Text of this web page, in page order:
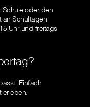
Schule oder den
an Schultagen
Uhr und freitags
Einfach
erleben.